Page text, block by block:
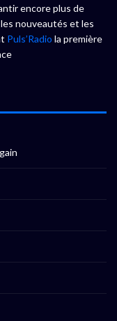
encore plus de
nouveautés et les
Puls’Radio la première